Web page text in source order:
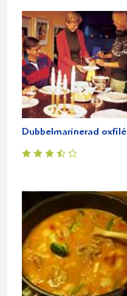
Dubbelmarinerad oxfilé